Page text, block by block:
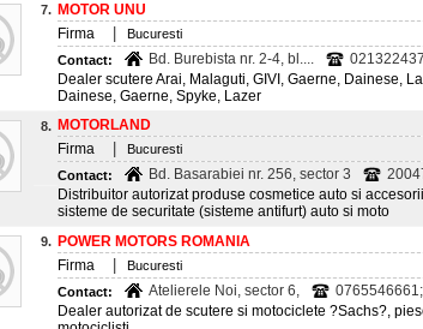
7. MOTOR UNU
Firma
Bucuresti
Contact:
Bd. Burebista nr. 2-4, bl....
Dealer scutere Arai, Malaguti, GIVI, Gaerne, Dainese,
Dainese, Gaerne, Spyke, Lazer
8. MOTORLAND
Firma
Bucuresti
Contact:
Bd. Basarabiei nr. 256, sector 3
Distribuitor autorizat produse cosmetice auto si
sisteme de securitate (sisteme antifurt) auto si moto
9. POWER MOTORS ROMANIA
Firma
Bucuresti
Contact:
Atelierele Noi, sector 6,
Dealer autorizat de scutere si motociclete ?Sachs?,